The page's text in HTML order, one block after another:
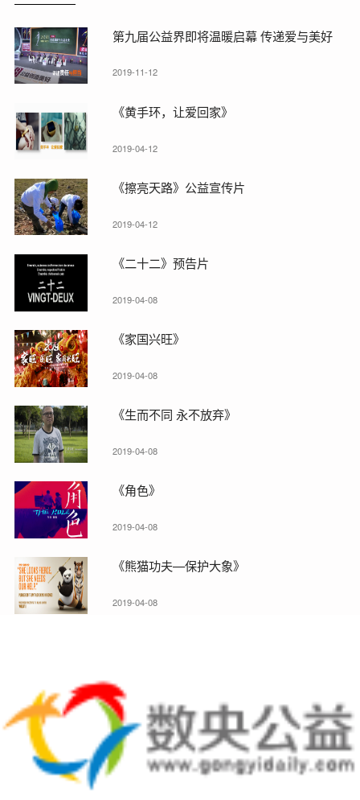
第九届公益界即将温暖启幕 传递爱与美好
2019-11-12
《黄手环，让爱回家》
2019-04-12
《擦亮天路》公益宣传片
2019-04-12
《二十二》预告片
2019-04-08
《家国兴旺》
2019-04-08
《生而不同 永不放弃》
2019-04-08
《角色》
2019-04-08
《熊猫功夫—保护大象》
2019-04-08